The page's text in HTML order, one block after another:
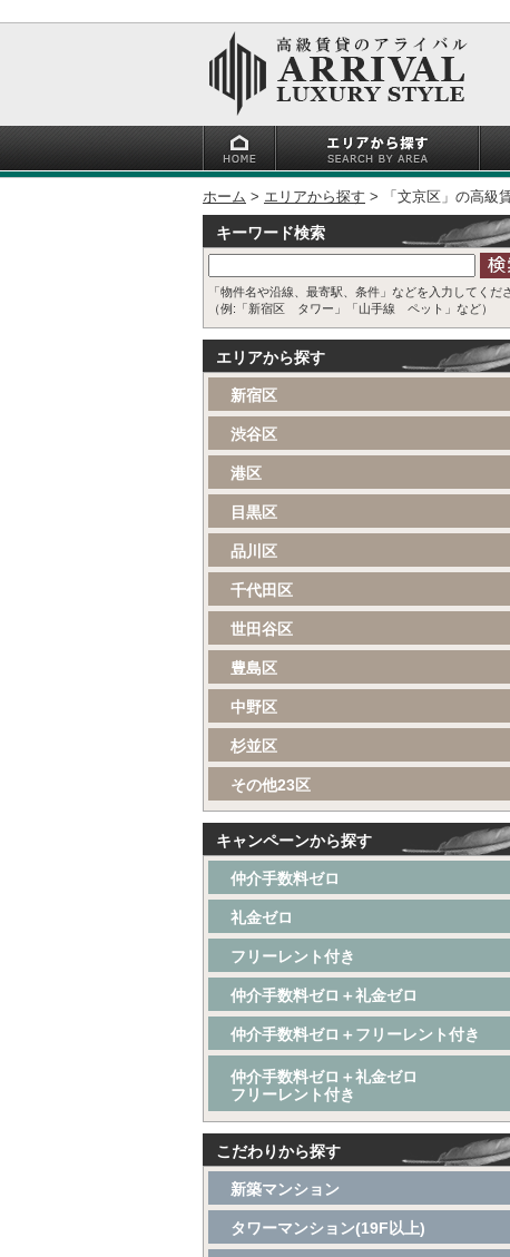
ホーム エリアから探す 「文京区」の高級
キーワード検索
「物件名や沿線、最寄駅、条件」などを入力してくだ
（例:「新宿区 タワー」「山手線 ペット」など）
エリアから探す
新宿区
渋谷区
港区
目黒区
品川区
千代田区
世田谷区
豊島区
中野区
杉並区
その他23区
キャンペーンから探す
仲介手数料ゼロ
礼金ゼロ
フリーレント付き
仲介手数料ゼロ＋礼金ゼロ
仲介手数料ゼロ＋フリーレント付き
仲介手数料ゼロ＋礼金ゼロ
フリーレント付き
こだわりから探す
新築マンション
タワーマンション(19F以上)